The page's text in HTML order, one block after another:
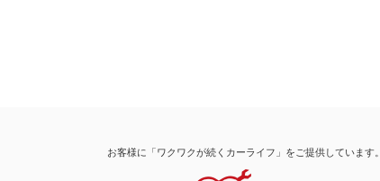
お客様に「ワクワクが続くカーライフ」をご提供しています。